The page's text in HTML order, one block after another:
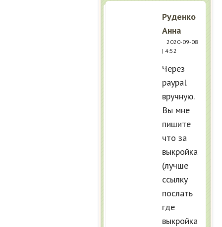
Руденко
Анна
2020-09-08
| 4:52
Через
pay­pal
вручную.
Вы мне
пишите
что за
выкройка
(лучше
ссылку
послать
где
выкройка